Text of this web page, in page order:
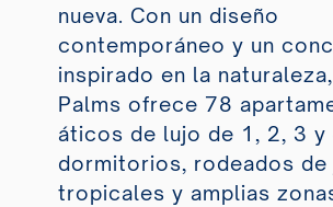
nueva. Con un diseño
contemporáneo y un
inspirado en la
Palms ofrece 78
áticos de lujo de 1, 2, 3 y
dormitorios, rodeados de
tropicales y amplias